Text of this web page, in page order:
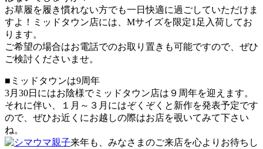
お草履を履き慣れない方でも一日快適に過ごしていただけま
すよ！ミッドタウン店には、Mサイズを限定1足入荷してお
ります。
ご希望の場合はお電話でのお取り置きも可能ですので、ぜひ
ご検討くださいませ。
■ミッドタウンは9周年
3月30日にはお陰様でミッドタウン店は９周年を迎えます。
それに伴い、１月～３月にはぞくぞくと新作を発表予定です
ので、ぜひお近くにお越しの際はお店を覗いてみて下さい
ね。
来年も、みなさまのご来店を心よりお待ちし